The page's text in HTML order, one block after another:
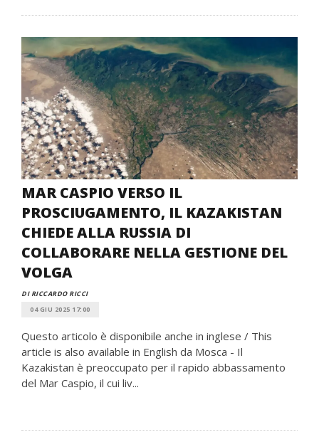
MAR CASPIO VERSO IL
PROSCIUGAMENTO, IL KAZAKISTAN
CHIEDE ALLA RUSSIA DI
COLLABORARE NELLA GESTIONE DEL
VOLGA
DI RICCARDO RICCI
04 GIU 2025 17:00
Questo articolo è disponibile anche in inglese / This
article is also available in English da Mosca - Il
Kazakistan è preoccupato per il rapido abbassamento
del Mar Caspio, il cui liv...